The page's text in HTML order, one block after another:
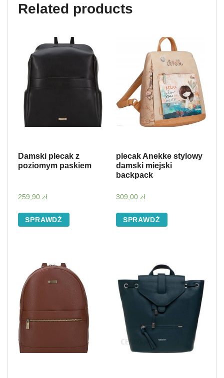
Related products
Damski plecak z
poziomym paskiem
259,90 zł
SPRAWDŹ
plecak Anekke stylowy
damski miejski
backpack
309,00 zł
SPRAWDŹ